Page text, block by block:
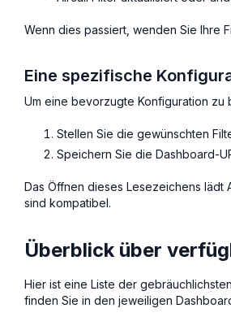
Wenn dies passiert, wenden Sie Ihre
Eine spezifische
Um eine bevorzugte Konfiguration
Stellen Sie die gewünschten
Speichern Sie die Dashboard-
Das Öffnen dieses Lesezeichens lädt
sind kompatibel.
Überblick über
Hier ist eine Liste der
finden Sie in den jeweiligen